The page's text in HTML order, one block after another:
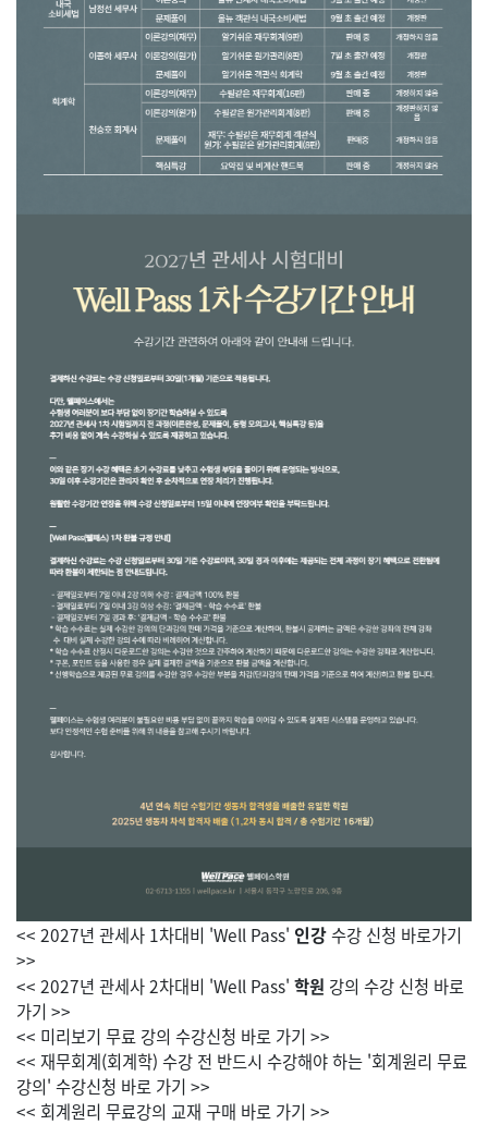
<< 2027년 관세사 1차대비 'Well Pass' 인강수강 신청 바로가기
>>
<< 2027년 관세사 2차대비 'Well Pass' 학원 강의 수강 신청 바로
가기 >>
<< 미리보기 무료 강의 수강신청 바로 가기 >>
<< 재무회계(회계학) 수강 전 반드시 수강해야 하는 '회계원리 무료
강의' 수강신청 바로 가기 >>
<< 회계원리 무료강의 교재 구매 바로 가기 >>